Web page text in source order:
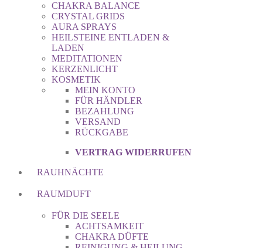
CHAKRA BALANCE
CRYSTAL GRIDS
AURA SPRAYS
HEILSTEINE ENTLADEN &
LADEN
MEDITATIONEN
KERZENLICHT
KOSMETIK
MEIN KONTO
FÜR HÄNDLER
BEZAHLUNG
VERSAND
RÜCKGABE
VERTRAG WIDERRUFEN
RAUHNÄCHTE
RAUMDUFT
FÜR DIE SEELE
ACHTSAMKEIT
CHAKRA DÜFTE